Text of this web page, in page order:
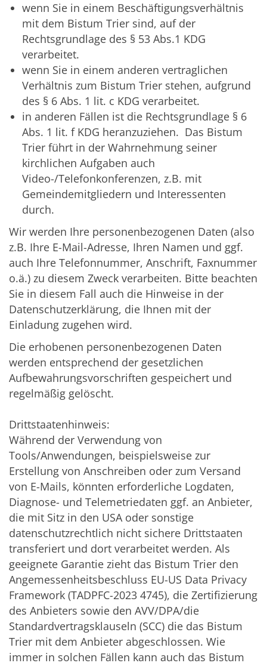
wenn Sie in einem Beschäftigungsverhältnis
mit dem Bistum Trier sind, auf der
Rechtsgrundlage des § 53 Abs.1 KDG
verarbeitet.
wenn Sie in einem anderen vertraglichen
Verhältnis zum Bistum Trier stehen, aufgrund
des § 6 Abs. 1 lit. c KDG verarbeitet.
in anderen Fällen ist die Rechtsgrundlage § 6
Abs. 1 lit. f KDG heranzuziehen. Das Bistum
Trier führt in der Wahrnehmung seiner
kirchlichen Aufgaben auch
Video-/Telefonkonferenzen, z.B. mit
Gemeindemitgliedern und Interessenten
durch.
Wir werden Ihre personenbezogenen Daten (also
z.B. Ihre E-Mail-Adresse, Ihren Namen und ggf.
auch Ihre Telefonnummer, Anschrift, Faxnummer
o.ä.) zu diesem Zweck verarbeiten. Bitte beachten
Sie in diesem Fall auch die Hinweise in der
Datenschutzerklärung, die Ihnen mit der
Einladung zugehen wird.
Die erhobenen personenbezogenen Daten
werden entsprechend der gesetzlichen
Aufbewahrungsvorschriften gespeichert und
regelmäßig gelöscht.
Drittstaatenhinweis:
Während der Verwendung von
Tools/Anwendungen, beispielsweise zur
Erstellung von Anschreiben oder zum Versand
von E-Mails, könnten erforderliche Logdaten,
Diagnose- und Telemetriedaten ggf. an Anbieter,
die mit Sitz in den USA oder sonstige
datenschutzrechtlich nicht sichere Drittstaaten
transferiert und dort verarbeitet werden. Als
geeignete Garantie zieht das Bistum Trier den
Angemessenheitsbeschluss EU-US Data Privacy
Framework (TADPFC-2023 4745), die Zertifizierung
des Anbieters sowie den AVV/DPA/die
Standardvertragsklauseln (SCC) die das Bistum
Trier mit dem Anbieter abgeschlossen. Wie
immer in solchen Fällen kann auch das Bistum